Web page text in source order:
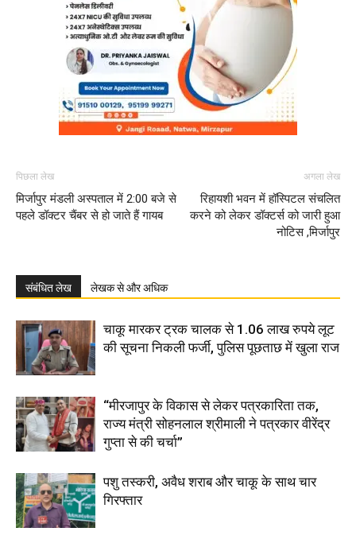
पिछला लेख
मिर्जापुर मंडली अस्पताल में 2:00 बजे से
पहले डॉक्टर चैंबर से हो जाते हैं गायब
अगला लेख
रिहायशी भवन में हॉस्पिटल संचलित
करने को लेकर डॉक्टर्स को जारी हुआ
नोटिस ,मिर्जापुर
संबंधित लेख लेखक से और अधिक
चाकू मारकर ट्रक चालक से 1.06 लाख रुपये लूट
की सूचना निकली फर्जी, पुलिस पूछताछ में खुला राज
“मीरजापुर के विकास से लेकर पत्रकारिता तक,
राज्य मंत्री सोहनलाल श्रीमाली ने पत्रकार वीरेंद्र
गुप्ता से की चर्चा”
पशु तस्करी, अवैध शराब और चाकू के साथ चार
गिरफ्तार